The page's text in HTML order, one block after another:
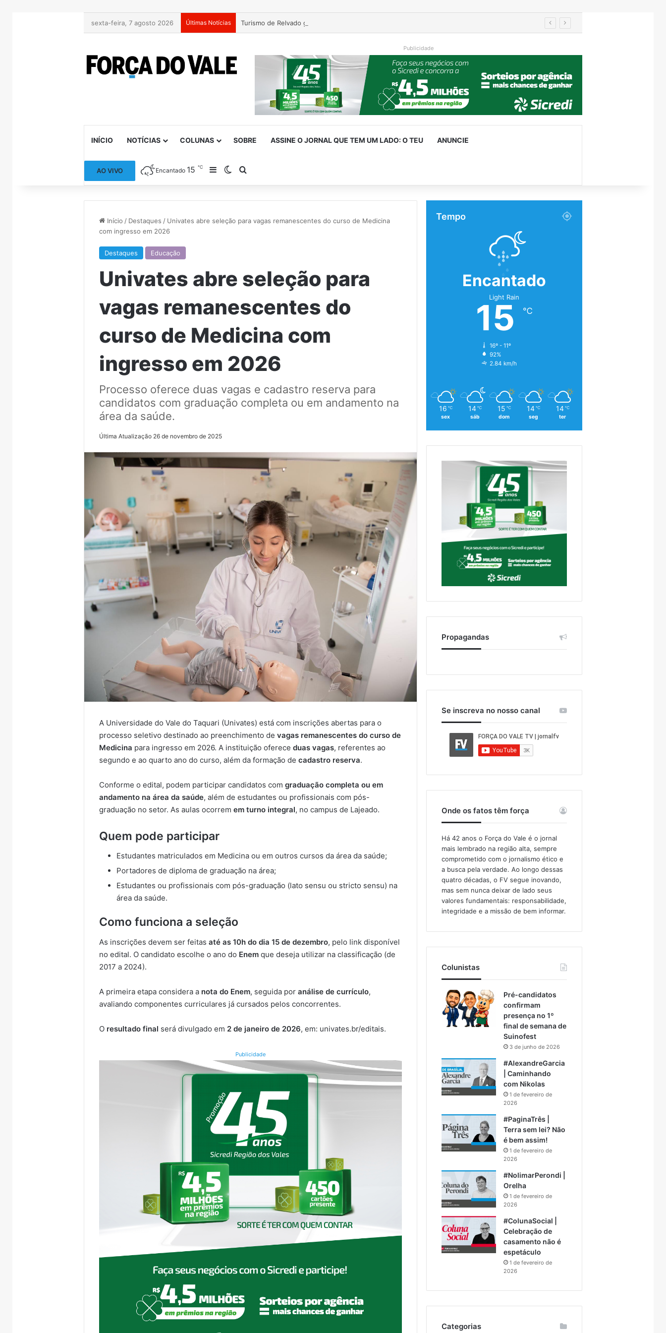
sexta-feira, 7 agosto 2026 Últimas Notícias
Publicidade
INÍCIO NOTÍCIAS COLUNAS SOBRE ASSINE O JORNAL QUE TEM UM LADO: O TEU ANUNCIE
AO VIVO Encantado 15℃ Barra Lateral
Switch skin
Início / Destaques / Univates abre seleção para vagas remanescentes do curso de Medicina
com ingresso em 2026
Destaques Educação
Univates abre seleção para
vagas remanescentes do
curso de Medicina com
ingresso em 2026
Processo oferece duas vagas e cadastro reserva para
candidatos com graduação completa ou em andamento na
área da saúde.
Última Atualização 26 de novembro de 2025
A Universidade do Vale do Taquari (Univates) está com inscrições abertas para o
processo seletivo destinado ao preenchimento devagas remanescentes do curso de
Medicina para ingresso em 2026. A instituição ofereceduas vagas, referentes ao
segundo e ao quarto ano do curso, além da formação decadastro reserva.
Conforme o edital, podem participar candidatos comgraduação completa ou em
andamento na área da saúde, além de estudantes ou profissionais com pós-
graduação no setor. As aulas ocorremem turno integral, no campus de Lajeado.
Quem pode participar
Estudantes matriculados em Medicina ou em outros cursos da área da saúde;
Portadores de diploma de graduação na área;
Estudantes ou profissionais com pós-graduação (lato sensu ou stricto sensu) na
área da saúde.
Como funciona a seleção
As inscrições devem ser feitasaté as 10h do dia 15 de dezembro, pelo link disponível
no edital. O candidato escolhe o ano do Enem que deseja utilizar na classificação (de
2017 a 2024).
A primeira etapa considera a nota do Enem, seguida poranálise de currículo,
avaliando componentes curriculares já cursados pelos concorrentes.
O resultado final será divulgado em 2 de janeiro de 2026, em: univates.br/editais.
Publicidade
Tempo
Encantado
Light Rain
15 ℃
16º - 11º
92%
2.84 km/h
16 ℃
sex
14 ℃
sáb
15 ℃
dom
14 ℃
seg
14 ℃
ter
Propagandas
Se inscreva no nosso canal
Onde os fatos têm força
Há 42 anos o Força do Vale é o jornal
mais lembrado na região alta, sempre
comprometido com o jornalismo ético e
a busca pela verdade. Ao longo dessas
quatro décadas, o FV segue inovando,
mas sem nunca deixar de lado seus
valores fundamentais: responsabilidade,
integridade e a missão de bem informar.​
Colunistas
Pré-candidatos
confirmam
presença no 1º
final de semana de
Suinofest
3 de junho de 2026
#AlexandreGarcia
| Caminhando
com Nikolas
1 de fevereiro de
2026
#PaginaTrês |
Terra sem lei? Não
é bem assim!
1 de fevereiro de
2026
#NolimarPerondi |
Orelha
1 de fevereiro de
2026
#ColunaSocial |
Celebração de
casamento não é
espetáculo
1 de fevereiro de
2026
Categorias